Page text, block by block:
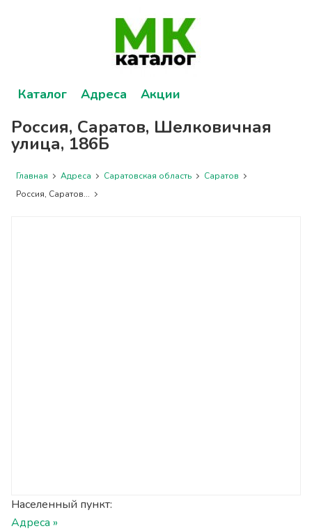
Каталог Адреса Акции
Россия, Саратов, Шелковичная
улица, 186Б
Главная Адреса Саратовская область
Саратов
Россия, Саратов...
Населенный пункт:
Адреса »